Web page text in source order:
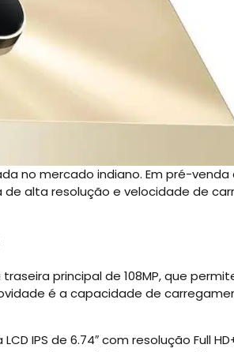
no mercado indiano. Em pré-venda
alta resolução e velocidade de
principal de 108MP, que
é a capacidade de
IPS de 6.74″ com resolução Full